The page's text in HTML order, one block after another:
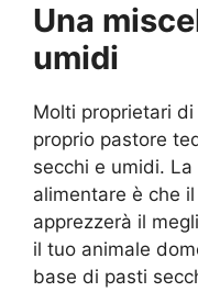
Una
umidi
Molti proprietari
proprio pastore
secchi e umidi.
alimentare è che
apprezzerà il
il tuo animale
base di pasti